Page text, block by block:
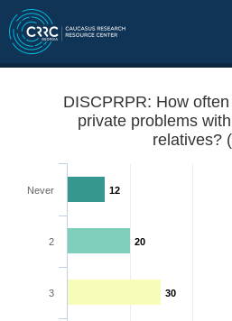
DISCPRPR: How
private problems
relatives?
12
20
30
Never
2
3